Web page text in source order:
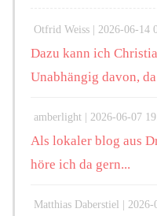
Otfrid Weiss | 2026-06-14
Dazu kann ich
Unabhängig davon,
amberlight | 2026-06-07
Als lokaler blog aus
höre ich da gern...
Matthias Daberstiel | 2026-